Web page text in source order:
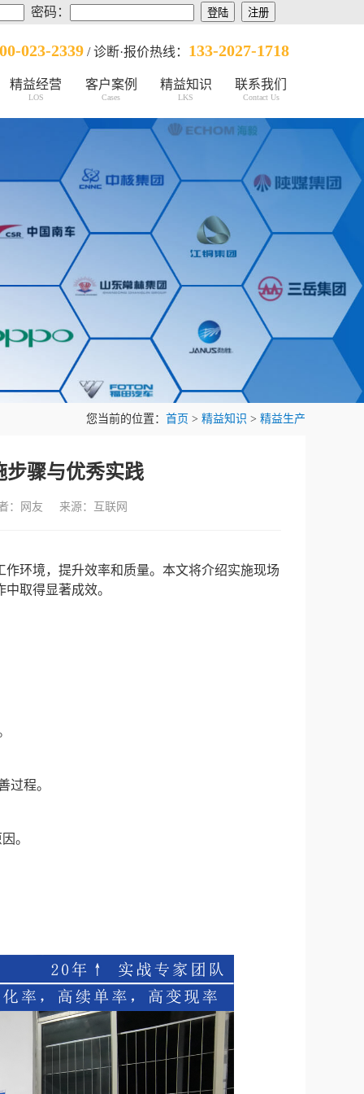
密码：
023-2339 / 诊断·报价热线： 133-2027-1718
精益经营
LOS
客户案例
Cases
精益知识
LKS
联系我们
Contact Us
您当前的位置： 首页 > 精益知识 > 精益生产
步骤与优秀实践
：网友 来源：互联网
环境，提升效率和质量。本文将介绍实施现场
取得显著成效。
过程。
。